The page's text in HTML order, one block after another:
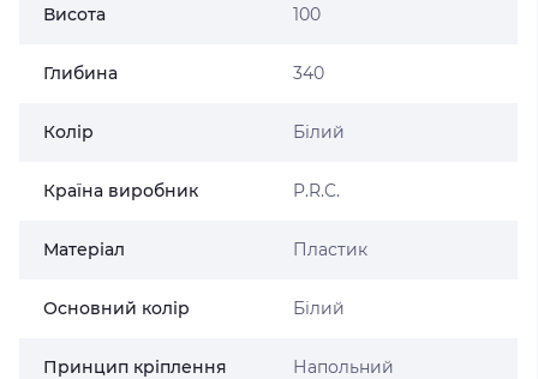
Висота 100
Глибина 340
Колір Білий
Країна виробник P.R.C.
Матеріал Пластик
Основний колір Білий
Принцип кріплення Напольний